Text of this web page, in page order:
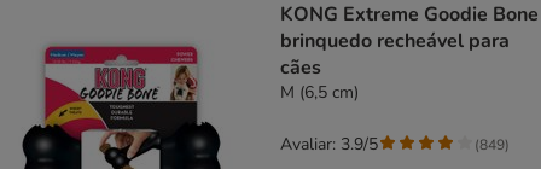
KONG Extreme Goodie Bone
brinquedo recheável para
cães
M (6,5 cm)
Avaliar: 3.9/5 (849)